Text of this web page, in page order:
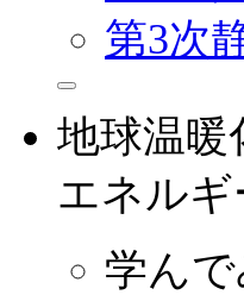
第3次
地球温暖
エネルギ
学ん